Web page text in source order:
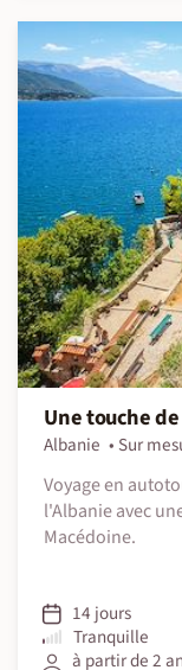
Une touche
Albanie Sur
Voyage en
l'Albanie avec
Macédoine.
14 jours
Tranquille
à partir de 2